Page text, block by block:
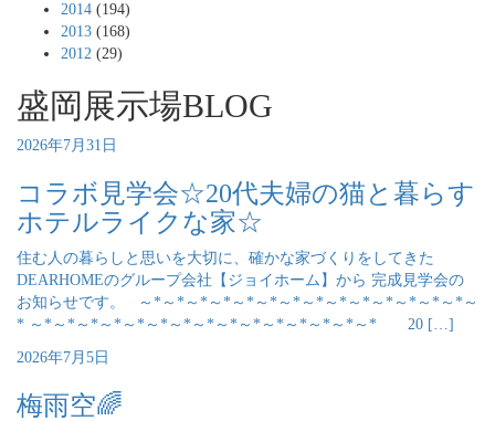
2014 (194)
2013 (168)
2012 (29)
盛岡展示場BLOG
2026年7月31日
コラボ見学会☆20代夫婦の猫と暮らす
ホテルライクな家☆
住む人の暮らしと思いを大切に、確かな家づくりをしてきた
DEARHOMEのグループ会社【ジョイホーム】から 完成見学会の
お知らせです。 ～*～*～*～*～*～*～*～*～*～*～*～*～*～*～
* ～*～*～*～*～*～*～*～*～*～*～*～*～*～*～* 20 […]
2026年7月5日
梅雨空🌈